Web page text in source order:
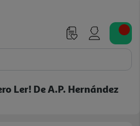
Ler! De A.p. Hernández